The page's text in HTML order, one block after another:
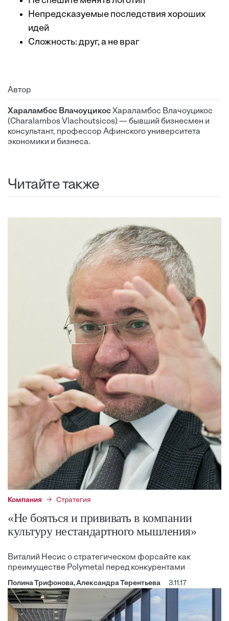
Непредсказуемые последствия хороших
идей
Сложность: друг, а не враг
Автор
Хараламбос ВлачоуцикосХараламбос Влачоуцикос
(Charalambos Vlachoutsicos) — бывший бизнесмен и
консультант, профессор Афинского университета
экономики и бизнеса.
Читайте также
Компания Стратегия
«Не бояться и прививать в компании
культуру нестандартного мышления»
Виталий Несис о стратегическом форсайте как
преимуществе Polymetal перед конкурентами
Полина Трифонова, Александра Терентьева 3.11.17